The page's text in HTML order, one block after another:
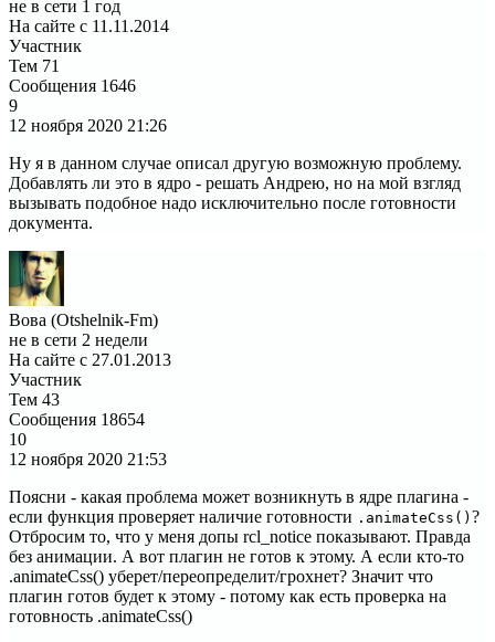
не в сети 1 год
На сайте с 11.11.2014
Участник
Тем 71
Сообщения 1646
9
12 ноября 2020 21:26
Ну я в данном случае описал другую возможную проблему.
Добавлять ли это в ядро - решать Андрею, но на мой взгляд
вызывать подобное надо исключительно после готовности
документа.
Вова (Otshelnik-Fm)
не в сети 2 недели
На сайте с 27.01.2013
Участник
Тем 43
Сообщения 18654
10
12 ноября 2020 21:53
Поясни - какая проблема может возникнуть в ядре плагина -
если функция проверяет наличие готовности .animateCss() ?
Отбросим то, что у меня допы rcl_notice показывают. Правда
без анимации. А вот плагин не готов к этому. А если кто-то
.animateCss() уберет/переопределит/грохнет? Значит что
плагин готов будет к этому - потому как есть проверка на
готовность .animateCss()